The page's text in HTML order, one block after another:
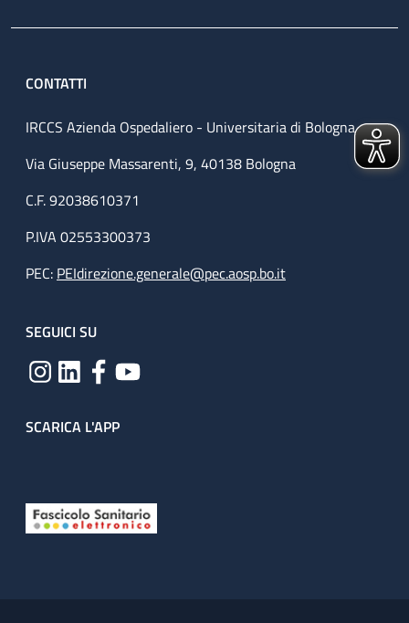
CONTATTI
IRCCS Azienda Ospedaliero - Universitaria di Bologna
Via Giuseppe Massarenti, 9, 40138 Bologna
C.F. 92038610371
P.IVA 02553300373
PEC: PEIdirezione.generale@pec.aosp.bo.it
SEGUICI SU
SCARICA L'APP